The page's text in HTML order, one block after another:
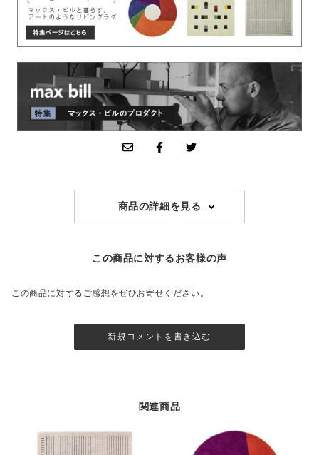
商品の詳細を見る
この商品に対するお客様の声
この商品に対するご感想をぜひお寄せください。
新規コメントを書き込む
関連商品